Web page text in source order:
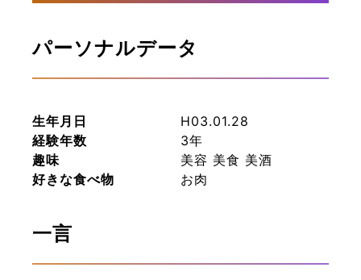
パーソナルデータ
生年月日
H03.01.28
経験年数
3年
趣味
美容 美食 美酒
好きな食べ物
お肉
一言